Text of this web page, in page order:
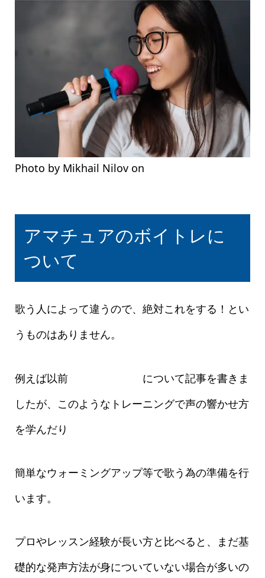
Photo by Mikhail Nilov on
アマチュアのボイトレに
ついて
歌う人によって違うので、絶対これをする！とい
うものはありません。
例えば以前ハミングの方法 について記事を書きま
したが、このようなトレーニングで声の響かせ方
を学んだり
簡単なウォーミングアップ等で歌う為の準備を行
います。
プロやレッスン経験が長い方と比べると、まだ基
礎的な発声方法が身についていない場合が多いの